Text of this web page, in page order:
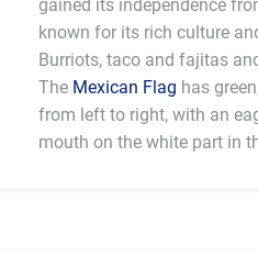
gained its independence
known for its rich culture
Burriots, taco and fajitas
The Mexican Flag has
from left to right, with an
mouth on the white part in